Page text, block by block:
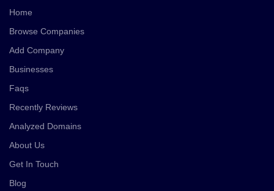
Home
Browse Companies
Add Company
Businesses
Faqs
Recently Reviews
Analyzed Domains
About Us
Get In Touch
Blog